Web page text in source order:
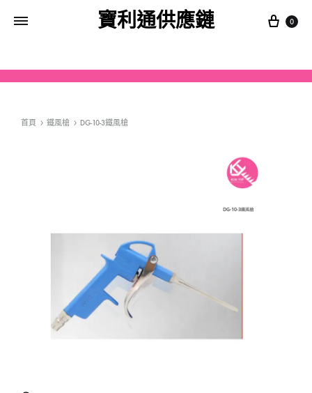
寶利通供應鏈 0
首頁 鐵風槍 DG-10-3鐵風槍